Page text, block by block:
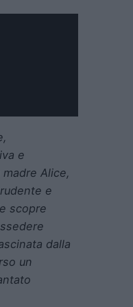
e
Alice,
e
scopre
dalla
un